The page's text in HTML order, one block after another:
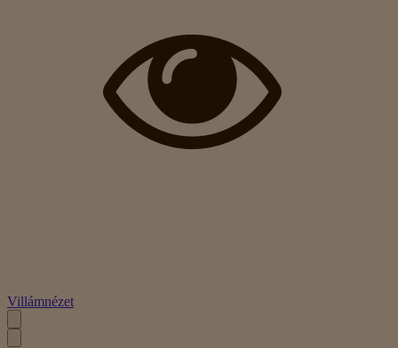
Villámnézet